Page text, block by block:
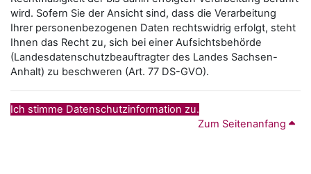
wird. Sofern Sie der Ansicht sind, dass die Verarbeitung
Ihrer personenbezogenen Daten rechtswidrig erfolgt, steht
Ihnen das Recht zu, sich bei einer Aufsichtsbehörde
(Landesdatenschutzbeauftragter des Landes Sachsen-
Anhalt) zu beschweren (Art. 77 DS-GVO).
Ich stimme Datenschutzinformation zu.
Zum Seitenanfang